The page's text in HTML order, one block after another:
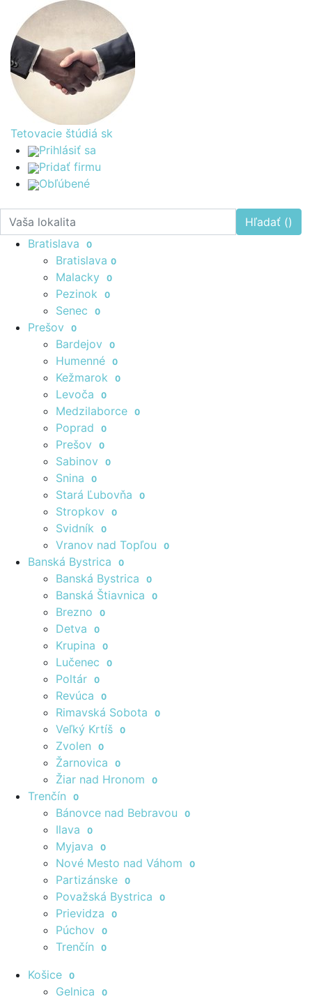
Tetovacie štúdiá sk
Prihlásiť sa
Pridať firmu
Obľúbené
Hľadať ()
Bratislava
0
Bratislava 0
Malacky 0
Pezinok 0
Senec 0
Prešov 0
Bardejov 0
Humenné 0
Kežmarok 0
Levoča 0
Medzilaborce 0
Poprad 0
Prešov 0
Sabinov 0
Snina 0
Stará Ľubovňa 0
Stropkov 0
Svidník 0
Vranov nad Topľou 0
Banská Bystrica 0
Banská Bystrica 0
Banská Štiavnica 0
Brezno 0
Detva 0
Krupina 0
Lučenec 0
Poltár 0
Revúca 0
Rimavská Sobota 0
Veľký Krtíš 0
Zvolen 0
Žarnovica 0
Žiar nad Hronom 0
Trenčín 0
Bánovce nad Bebravou 0
Ilava 0
Myjava 0
Nové Mesto nad Váhom 0
Partizánske 0
Považská Bystrica 0
Prievidza 0
Púchov 0
Trenčín 0
Košice 0
Gelnica 0